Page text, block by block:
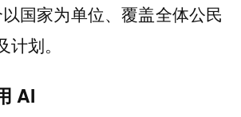
国家为单位、覆盖全体公民
划。
AI